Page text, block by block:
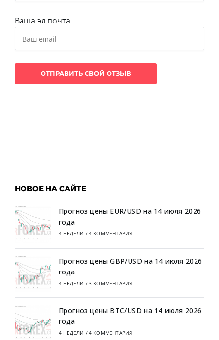
Ваша эл.почта
НОВОЕ НА САЙТЕ
Прогноз цены EUR/USD на 14 июля 2026
года
4 НЕДЕЛИ / 4 КОММЕНТАРИЯ
Прогноз цены GBP/USD на 14 июля 2026
года
4 НЕДЕЛИ / 3 КОММЕНТАРИЯ
Прогноз цены BTC/USD на 14 июля 2026
года
4 НЕДЕЛИ / 4 КОММЕНТАРИЯ